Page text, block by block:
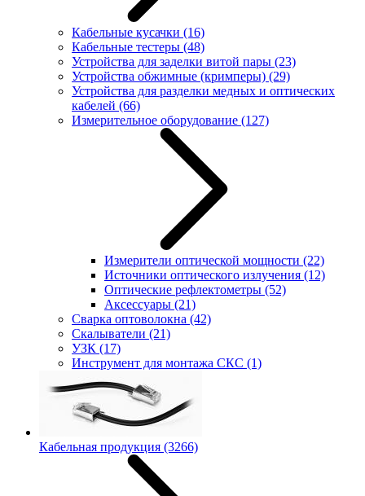
Кабельные кусачки (16)
Кабельные тестеры (48)
Устройства для заделки витой пары (23)
Устройства обжимные (кримперы) (29)
Устройства для разделки медных и оптических
кабелей (66)
Измерительное оборудование (127)
Измерители оптической мощности (22)
Источники оптического излучения (12)
Оптические рефлектометры (52)
Аксессуары (21)
Сварка оптоволокна (42)
Скалыватели (21)
УЗК (17)
Инструмент для монтажа СКС (1)
Кабельная продукция (3266)